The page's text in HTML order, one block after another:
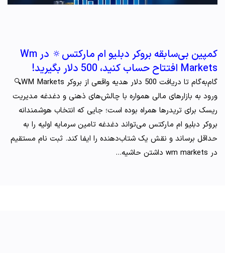
کمپین بی‌سابقه بروکر دبلیو ام مارکتس🔅 در Wm
Markets افتتاح حساب کنید، 500 دلار بگیرید!
گام‌به‌گام تا دریافت 500 دلار هدیه واقعی از بروکر WM Markets🔍
ورود به بازارهای مالی همواره با چالش‌های ذهنی و دغدغه مدیریت
ریسک برای تریدرها همراه بوده است؛ جایی که انتخاب هوشمندانه
بروکر دبلیو ام مارکتس می‌تواند دغدغه تامین سرمایه اولیه را به
حداقل برساند و نقش یک شتاب‌دهنده را ایفا کند. ثبت نام مستقیم
در wm markets داشتن حاشیه…